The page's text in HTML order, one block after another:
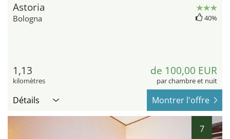
Astoria
Bologna 40%
1,13
kilomètres
de 100,00 EUR
par chambre et nuit
Détails Montrer l'offre
7